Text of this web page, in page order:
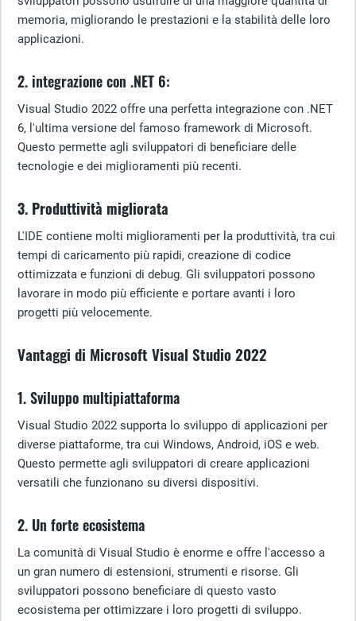
memoria, migliorando le prestazioni e la stabilità delle loro
applicazioni.
2. integrazione con .NET 6:
Visual Studio 2022 offre una perfetta integrazione con .NET
6, l'ultima versione del famoso framework di Microsoft.
Questo permette agli sviluppatori di beneficiare delle
tecnologie e dei miglioramenti più recenti.
3. Produttività migliorata
L'IDE contiene molti miglioramenti per la produttività, tra cui
tempi di caricamento più rapidi, creazione di codice
ottimizzata e funzioni di debug. Gli sviluppatori possono
lavorare in modo più efficiente e portare avanti i loro
progetti più velocemente.
Vantaggi di Microsoft Visual Studio 2022
1. Sviluppo multipiattaforma
Visual Studio 2022 supporta lo sviluppo di applicazioni per
diverse piattaforme, tra cui Windows, Android, iOS e web.
Questo permette agli sviluppatori di creare applicazioni
versatili che funzionano su diversi dispositivi.
2. Un forte ecosistema
La comunità di Visual Studio è enorme e offre l'accesso a
un gran numero di estensioni, strumenti e risorse. Gli
sviluppatori possono beneficiare di questo vasto
ecosistema per ottimizzare i loro progetti di sviluppo.